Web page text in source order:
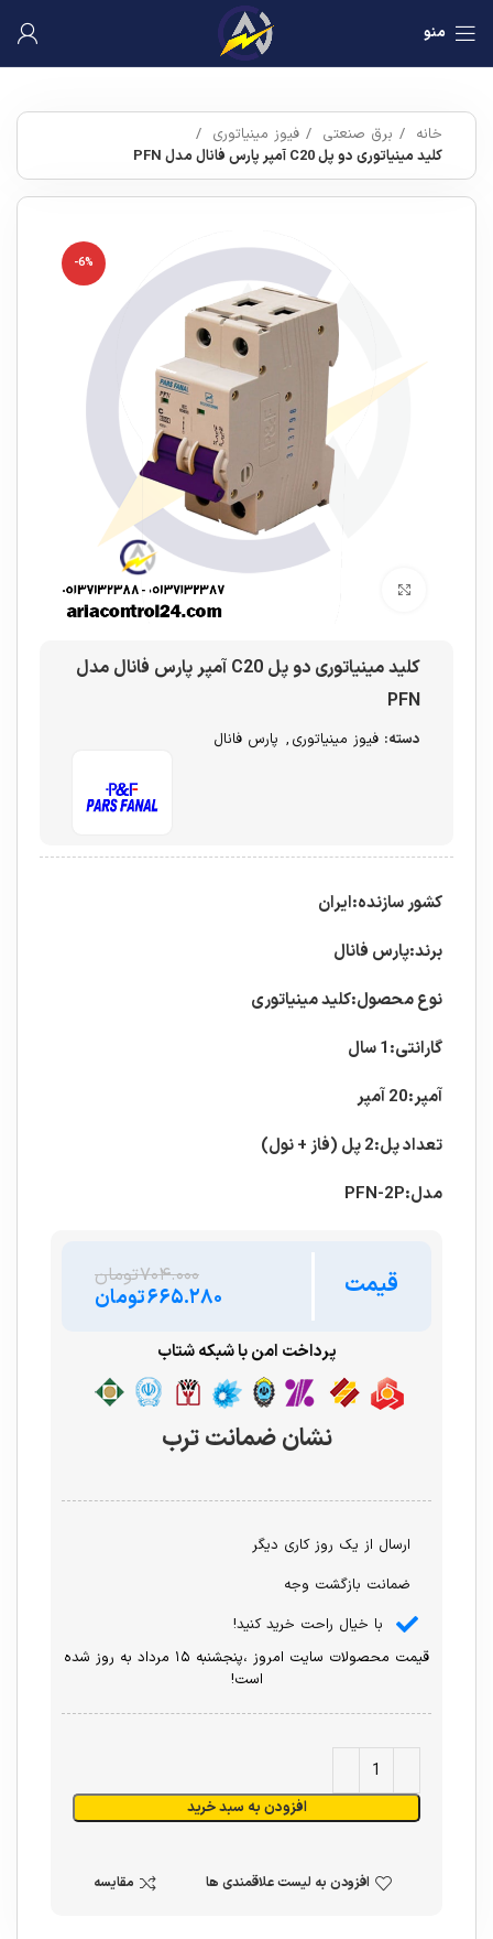
منو
خانه برق صنعتی
فیوز مینیاتوری
کلید مینیاتوری دو پل C20 آمپر پارس فانال مدل PFN
-6%
کلید مینیاتوری دو پل C20 آمپر پارس فانال مدل
PFN
دسته: فیوز مینیاتوری , پارس فانال
کشور سازنده:ایران
برند:پارس فانال
نوع محصول:کلید مینیاتوری
گارانتی:1 سال
آمپر:20 آمپر
تعداد پل:2 پل (فاز + نول)
مدل:PFN-2P
قیمت ۷۰۴.۰۰۰تومان
۶۶۵.۲۸۰تومان
پرداخت امن با شبکه شتاب
نشان ضمانت ترب
ارسال از یک روز کاری دیگر
ضمانت بازگشت وجه
با خیال راحت خرید کنید!
قیمت محصولات سایت امروز ،پنجشنبه ۱۵ مرداد به روز شده
است!
افزودن به سبد خرید
افزودن به لیست علاقمندی ها مقایسه